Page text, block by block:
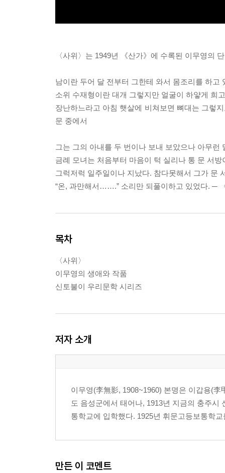
〈사위〉는 1949년 《산가》에 수록된 이무영의
남이란 두어 달 전부터 그한테 와서 몸조리를 하
소위 수재형이란 대개 그렇지만 얼굴이 하얗게 희
장난하느라고 아침 햇살에 비쳐보면 뼈대는 그렇
문 중에서
그는 그의 아내를 두 번이나 보내 보았으나 아무런
금례 모녀는 처음부터 마음이 턱 실리나 통 문 서
그럭저럭 일주일이나 지났다. 참다못해서 그가 문
“온, 과만해서…….” 소리만 되풀이하고 있었다. ─
목차
〈사위〉
이무영의 생애와 작품
신토불이 우리문학 시리즈
저자 소개
이무영(李無影, 1908~1960) 본명은 이갑용(
도 음성군에서 태어나, 1913년 지금의 충주시
통학교에 입학했다. 1925년 휘문고등보통학
만든 이 코멘트